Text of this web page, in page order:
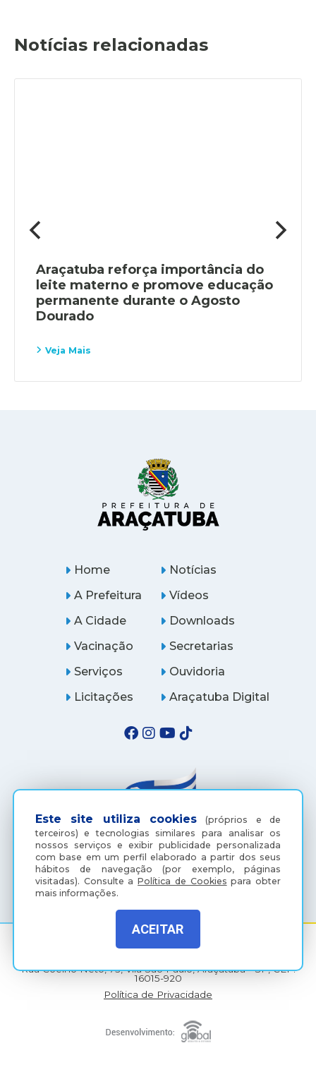
Notícias relacionadas
Araçatuba reforça importância do
leite materno e promove educação
permanente durante o Agosto
Dourado
Veja Mais
Este site utiliza cookies (próprios e de
terceiros) e tecnologias similares para analisar os
nossos serviços e exibir publicidade personalizada
com base em um perfil elaborado a partir dos seus
hábitos de navegação (por exemplo, páginas
visitadas). Consulte aPolítica de Cookies para obter
mais informações.
ACEITAR
Home
A Prefeitura
A Cidade
Notícias
Vídeos
Downloads
Vacinação
Serviços
Licitações
Secretarias
Ouvidoria
Araçatuba Digital
(18) 3607-6500
Rua Coelho Neto, 73, Vila São Paulo, Araçatuba - SP, CEP:
16015-920
Política de Privacidade